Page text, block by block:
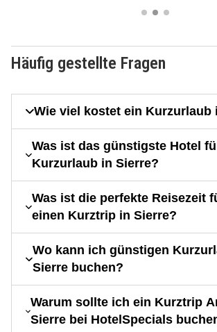
Häufig gestellte Fragen
Wie viel kostet ein Kurzurlaub
Was ist das günstigste Hotel
Kurzurlaub in Sierre?
Was ist die perfekte Reisezeit
einen Kurztrip in Sierre?
Wo kann ich günstigen
Sierre buchen?
Warum sollte ich ein Kurztrip
Sierre bei HotelSpecials